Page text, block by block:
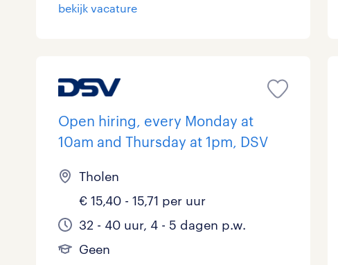
bekijk vacature
Open hiring, every Monday at
10am and Thursday at 1pm, DSV
Tholen
€ 15,40 - 15,71 per uur
32 - 40 uur, 4 - 5 dagen p.w.
Geen